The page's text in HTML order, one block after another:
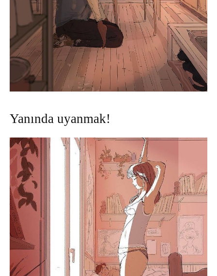
Yanında uyanmak!